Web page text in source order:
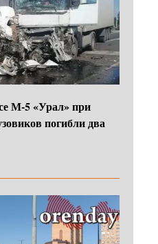
М-5 «Урал» при
погибли два